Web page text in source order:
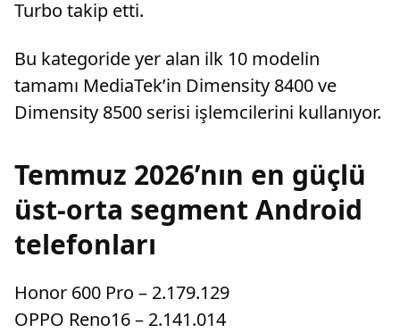
Turbo takip etti.
Bu kategoride yer alan ilk 10 modelin
tamamı MediaTek’in Dimensity 8400 ve
Dimensity 8500 serisi işlemcilerini kullanıyor.
Temmuz 2026’nın en güçlü
üst-orta segment Android
telefonları
Honor 600 Pro – 2.179.129
OPPO Reno16 – 2.141.014